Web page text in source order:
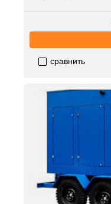
сравнить